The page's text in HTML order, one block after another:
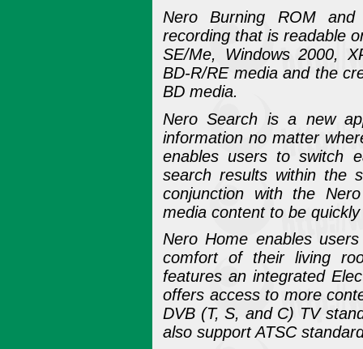
Nero Burning ROM
recording that is readable
SE/Me, Windows 2000,
BD-R/RE media and the
BD media.
Nero Search is a new
information no matter
enables users to switch
search results within the
conjunction with the
media content to be
Nero Home enables
comfort of their living
features an integrated
offers access to more
DVB (T, S, and C) TV
also support ATSC